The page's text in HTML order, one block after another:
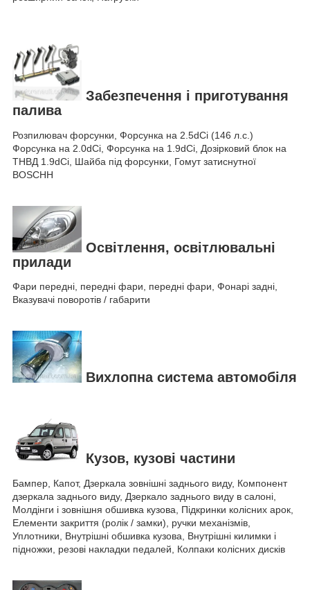
Забезпечення і приготування
палива
Розпилювач форсунки, Форсунка на 2.5dCi (146 л.с.)
Форсунка на 2.0dCi, Форсунка на 1.9dCi, Дозірковий блок на
ТНВД 1.9dCi, Шайба під форсунки, Гомут затиснутної
BOSCHH
Освітлення, освітлювальні
прилади
Фари передні, передні фари, передні фари, Фонарі задні,
Вказувачі поворотів / габарити
Вихлопна система автомобіля
Кузов, кузові частини
Бампер, Капот, Дзеркала зовнішні заднього виду, Компонент
дзеркала заднього виду, Дзеркало заднього виду в салоні,
Молдінги і зовнішня обшивка кузова, Підкринки колісних арок,
Елементи закриття (ролік / замки), ручки механізмів,
Уплотники, Внутрішні обшивка кузова, Внутрішні килимки і
підножки, резові накладки педалей, Колпаки колісних дисків